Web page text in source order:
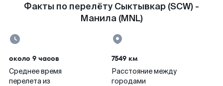
Факты по перелёту Сыктывкар (SCW) -
Манила (MNL)
около 9 часов
Среднее время
перелета из
7549 км
Расстояние между
городами